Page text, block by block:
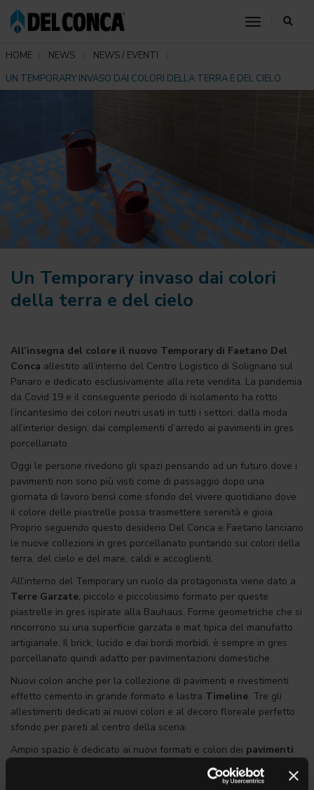
toggle
HOME NEWS
NEWS / EVENTI
UN TEMPORARY INVASO DAI COLORI DELLA TERRA E DEL CIELO
Un Temporary invaso dai colori
della terra e del cielo
All’insegna del colore il nuovo Temporary di Faetano Del
Conca allestito all’interno del Centro Logistico di Solignano sul
Panaro e dedicato esclusivamente alla rete vendita. La pandemia
da Covid 19 e il conseguente periodo di isolamento ha rotto
l’incantesimo dei colori neutri usati in tutti i settori, dalla moda
all’interior design, dai complementi d’arredo ai pavimenti in gres
porcellanato.
Oggi le persone rivedono gli spazi pensando ad un futuro dove i
pavimenti non sono più visti come di passaggio dopo una
giornata di lavoro bensì come sfondo del vivere quotidiano dove
il colore delle piastrelle possa trasmettere serenità e gioia.
Proprio seguendo questo desiderio Del Conca e Faetano lanciano
le nuove collezioni in gres porcellanato puntando sui colori della
terra, del cielo e del mare, caldi e accoglienti.
All’interno del Temporary un ruolo da protagonista viene dato a
Terre Garzate, piccolo e piccolissimo formato per queste
piastrelle in gres ispirate alla Bauhaus. Forme geometriche che si
rincorrono su una superficie garzata e mat tipica del manufatto
artigianale. Il brick, lucido e dai bordi morbidi, è sempre in gres
porcellanato quindi adatto per pavimentazioni domestiche.
Nuovi colori anche per la collezione di pavimenti e rivestimenti
effetto cemento in grande formato e lastra Timeline. Tre gli
allestimenti dedicati ai nuovi colori e al decoro floreale perfetto
sfondo per pareti al centro della scena.
Ampio spazio è dedicato ai nuovi formati e colori dei pavimenti
in 20mm e 30mm. Una gamma infinita di pezzi
speciali completano le serie perfette per qualsiasi progettazione